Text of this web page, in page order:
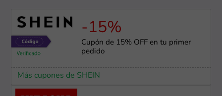
-15%
Cupón de 15% OFF en tu primer
pedido
Más cupones de SHEIN